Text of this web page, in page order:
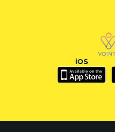
iOS